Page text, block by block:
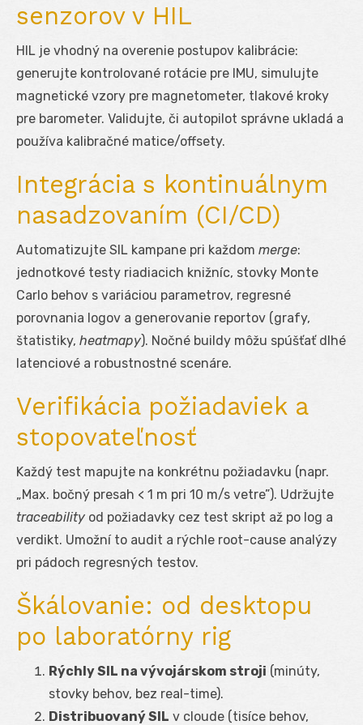
senzorov v HIL
HIL je vhodný na overenie postupov kalibrácie:
generujte kontrolované rotácie pre IMU, simulujte
magnetické vzory pre magnetometer, tlakové kroky
pre barometer. Validujte, či autopilot správne ukladá a
používa kalibračné matice/offsety.
Integrácia s kontinuálnym
nasadzovaním (CI/CD)
Automatizujte SIL kampane pri každom merge:
jednotkové testy riadiacich knižníc, stovky Monte
Carlo behov s variáciou parametrov, regresné
porovnania logov a generovanie reportov (grafy,
štatistiky, heatmapy). Nočné buildy môžu spúšťať dlhé
latenciové a robustnostné scenáre.
Verifikácia požiadaviek a
stopovateľnosť
Každý test mapujte na konkrétnu požiadavku (napr.
„Max. bočný presah < 1 m pri 10 m/s vetre”). Udržujte
traceability od požiadavky cez test skript až po log a
verdikt. Umožní to audit a rýchle root-cause analýzy
pri pádoch regresných testov.
Škálovanie: od desktopu
po laboratórny rig
Rýchly SIL na vývojárskom stroji (minúty,
stovky behov, bez real-time).
Distribuovaný SIL v cloude (tisíce behov,